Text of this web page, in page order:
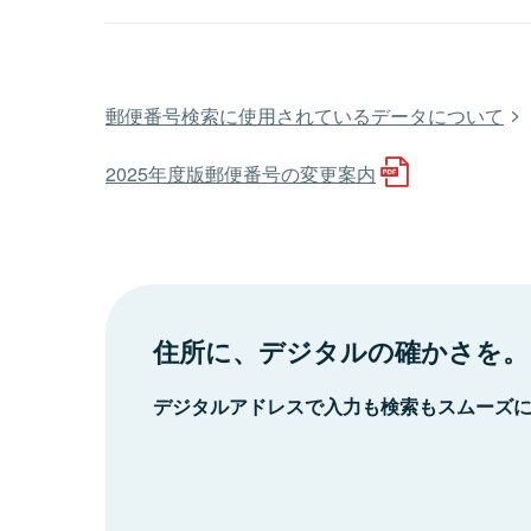
郵便番号検索に使用されているデータについて
2025年度版郵便番号の変更案内
住所に、デジタルの確かさを。
デジタルアドレスで入力も検索もスムーズ